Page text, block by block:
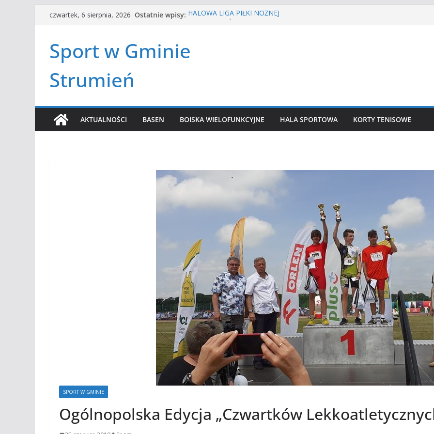
Przejdźczwartek, 6 sierpnia, 2026 Ostatnie wpisy: HALOWA LIGA PIŁKI NOŻNEJ
Czwórbój lekkoatletyczny
Sport w Gminie
Strumień
AKTUALNOŚCI BASEN BOISKA WIELOFUNKCYJNE HALA SPORTOWA KORTY TENISOWE
SPORT W GMINIE
Ogólnopolska Edycja „Czwartków